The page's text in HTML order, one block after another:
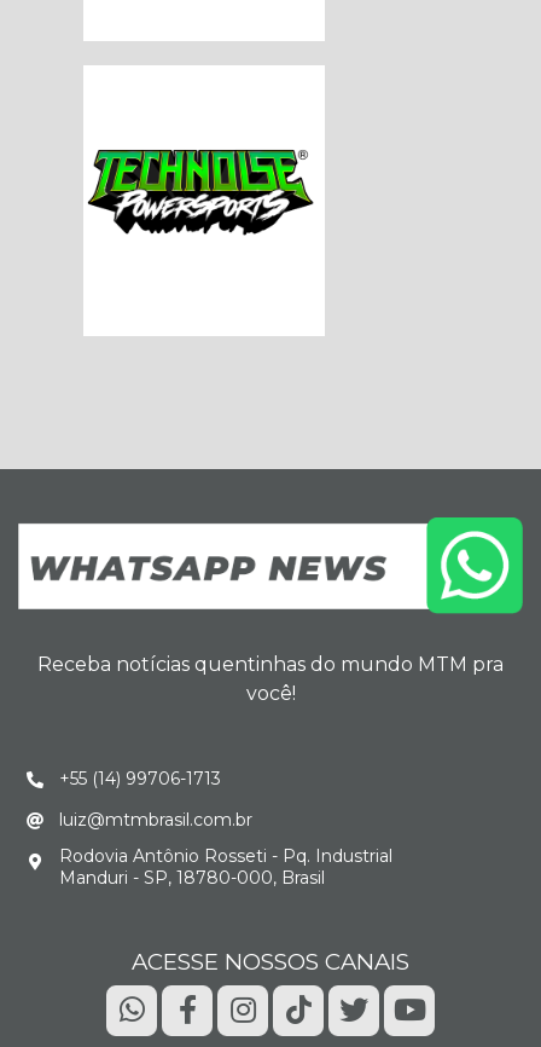
Receba notícias quentinhas do mundo MTM pra
você!
+55 (14) 99706-1713
luiz@mtmbrasil.com.br
Rodovia Antônio Rosseti - Pq. Industrial
Manduri - SP, 18780-000, Brasil
ACESSE NOSSOS CANAIS